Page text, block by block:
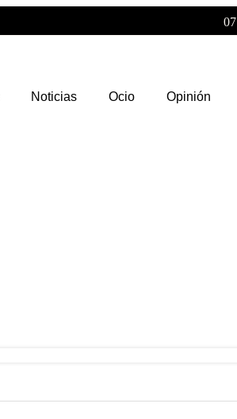
Noticias Ocio Opinión